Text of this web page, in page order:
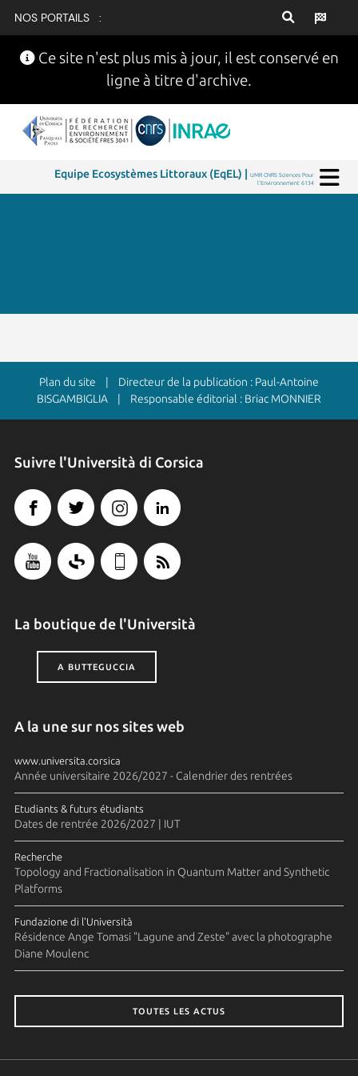
NOS PORTAILS :
Ce site n'est plus mis à jour, il est conservé en
ligne à titre d'archive.
Equipe Ecosystèmes Littoraux (EqEL) |UMR CNRS Sciences Pour
l'Environnement 6134
Plan du site | Directeur de la publication : Paul-Antoine
BISGAMBIGLIA | Responsable éditorial : Briac MONNIER
Suivre l'Università di Corsica
La boutique de l'Università
A BUTTEGUCCIA
A la une sur nos sites web
www.universita.corsica
Année universitaire 2026/2027 - Calendrier des rentrées
Etudiants & futurs étudiants
Dates de rentrée 2026/2027 | IUT
Recherche
Topology and Fractionalisation in Quantum Matter and Synthetic
Platforms
Fundazione di l'Università
Résidence Ange Tomasi "Lagune and Zeste" avec la photographe
Diane Moulenc
TOUTES LES ACTUS